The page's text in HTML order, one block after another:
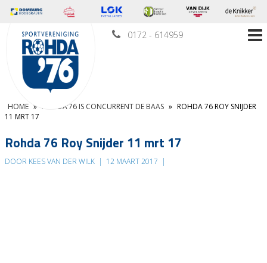
0172 - 614959
HOME » ROHDA’76 IS CONCURRENT DE BAAS » ROHDA 76 ROY SNIJDER
11 MRT 17
Rohda 76 Roy Snijder 11 mrt 17
DOOR KEES VAN DER WILK | 12 MAART 2017 |